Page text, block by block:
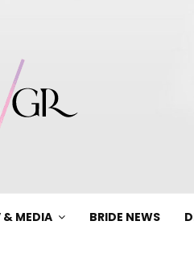
& MEDIA BRIDE NEWS